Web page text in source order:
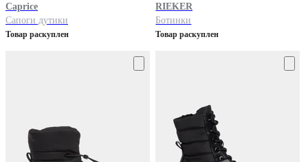
Caprice
Сапоги дутики
Товар раскуплен
RIEKER
Ботинки
Товар раскуплен